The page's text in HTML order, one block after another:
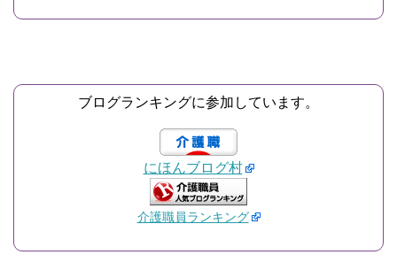
ブログランキングに参加しています。
にほんブログ村
介護職員ランキング